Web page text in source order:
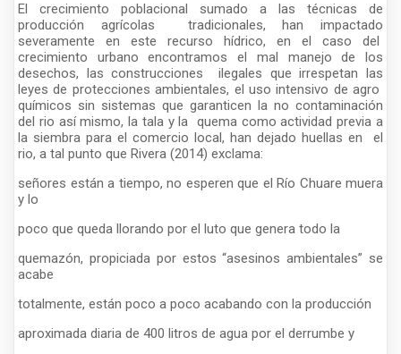
El crecimiento poblacional sumado a las técnicas de
producción agrícolas tradicionales, han impactado
severamente en este recurso hídrico, en el caso del
crecimiento urbano encontramos el mal manejo de los
desechos, las construcciones ilegales que irrespetan las
leyes de protecciones ambientales, el uso intensivo de agro
químicos sin sistemas que garanticen la no contaminación
del rio así mismo, la tala y la quema como actividad previa a
la siembra para el comercio local, han dejado huellas en el
rio, a tal punto que Rivera (2014) exclama:
señores están a tiempo, no esperen que el Río Chuare muera
y lo
poco que queda llorando por el luto que genera todo la
quemazón, propiciada por estos “asesinos ambientales” se
acabe
totalmente, están poco a poco acabando con la producción
aproximada diaria de 400 litros de agua por el derrumbe y